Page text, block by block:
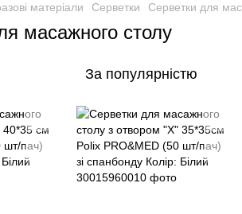
матеріали Серветки Серветки для
масажного столу
За популярністю